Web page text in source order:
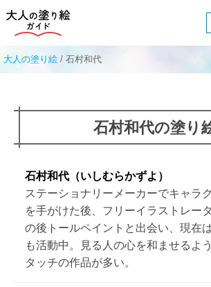
大人の塗り
大人の塗り絵 / 石村和代
石村和代の塗り
石村和代（いしむらかずよ）
ステーショナリーメーカーでキャラ
を手がけた後、フリーイラストレー
の後トールペイントと出会い、現在
も活動中。見る人の心を和ませるよ
タッチの作品が多い。